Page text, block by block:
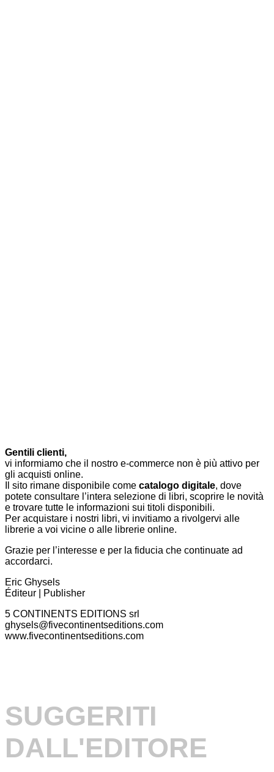
Gentili clienti,
vi informiamo che il nostro e-commerce non è più attivo per
gli acquisti online.
Il sito rimane disponibile come catalogo digitale, dove
potete consultare l’intera selezione di libri, scoprire le novità
e trovare tutte le informazioni sui titoli disponibili.
Per acquistare i nostri libri, vi invitiamo a rivolgervi alle
librerie a voi vicine o alle librerie online.
Grazie per l’interesse e per la fiducia che continuate ad
accordarci.
Eric Ghysels
Éditeur | Publisher
5 CONTINENTS EDITIONS srl
ghysels@fivecontinentseditions.com
www.fivecontinentseditions.com
SUGGERITI
DALL'EDITORE